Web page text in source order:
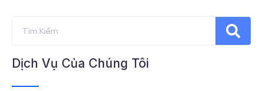
Dịch Vụ Của Chúng Tôi